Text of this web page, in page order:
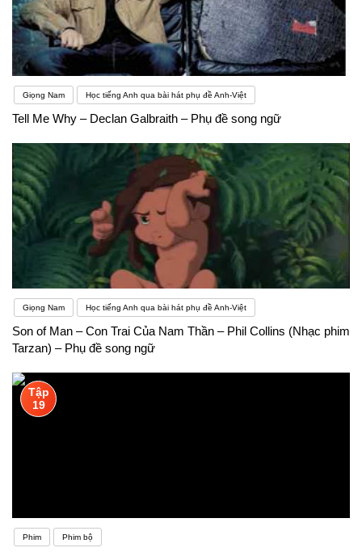
Giọng Nam Học tiếng Anh qua bài hát phụ đề Anh-Việt
Tell Me Why – Declan Galbraith – Phụ đề song ngữ
Giọng Nam Học tiếng Anh qua bài hát phụ đề Anh-Việt
Son of Man – Con Trai Của Nam Thần – Phil Collins (Nhạc phim
Tarzan) – Phụ đề song ngữ
Tập
19
Phim Phim bộ